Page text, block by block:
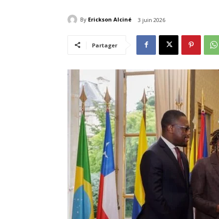
By Erickson Alciné 3 juin 2026
Partager